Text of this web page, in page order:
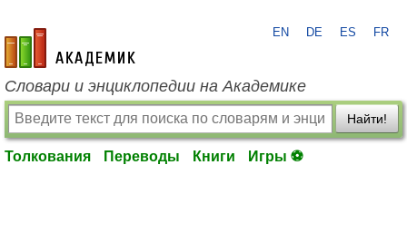
academic.ru
EN DE ES FR
Словари и энциклопедии на Академике
Найти!
Толкования Переводы Книги Игры ⚽